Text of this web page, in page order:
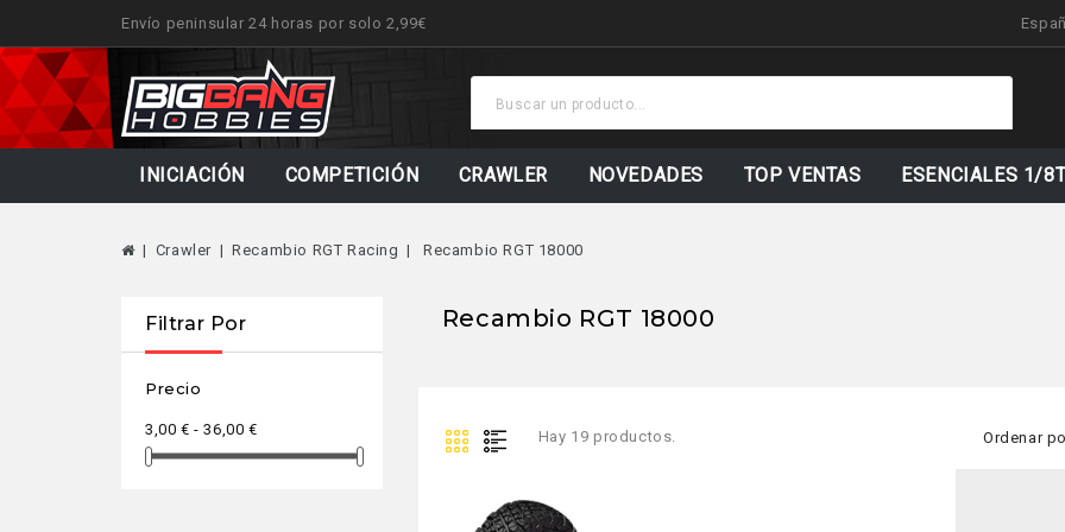
Envío peninsular 24 horas por solo 2,99€
Stock
INICIACIÓN COMPETICIÓN CRAWLER NOVEDADES TOP VENTAS ESENCIALES 1/
Crawler Recambio RGT Racing Recambio RGT 18000
Filtrar Por
Precio
3,00 € - 36,00 €
Recambio RGT 18000
Hay 19 productos. Ordenar